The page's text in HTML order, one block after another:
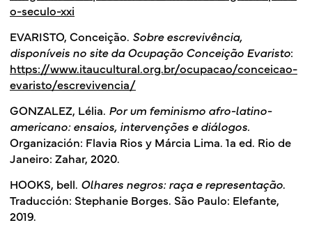
o-seculo-xxi
EVARISTO, Conceição. Sobre escrevivência,
disponíveis no site da Ocupação Conceição Evaristo:
https://www.itaucultural.org.br/ocupacao/conceicao-
evaristo/escrevivencia/
GONZALEZ, Lélia. Por um feminismo afro-latino-
americano: ensaios, intervenções e diálogos.
Organización: Flavia Rios y Márcia Lima. 1a ed. Rio de
Janeiro: Zahar, 2020.
HOOKS, bell. Olhares negros: raça e representação
Traducción: Stephanie Borges. São Paulo: Elefante,
2019.